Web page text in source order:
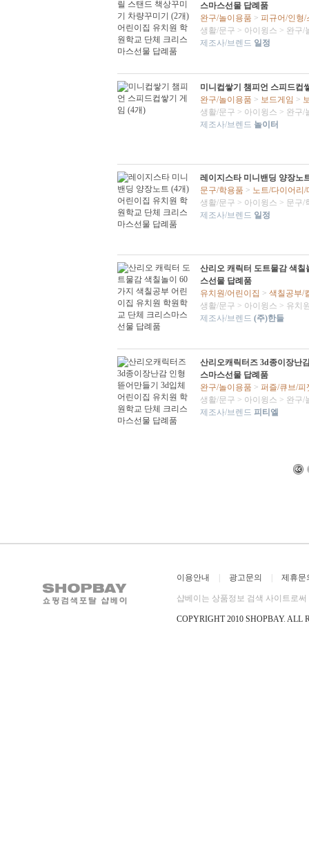
스마스선물 답례품
완구/놀이용품 > 피규어/인형/
생활/문구 > 아이윙스 > 완구/
제조사/브렌드 일정
미니컵쌓기 챔피언 스피드컵
완구/놀이용품 > 보드게임 >
생활/문구 > 아이윙스 > 완구/
제조사/브렌드 놀이터
레이지스타 미니밴딩 양장노
문구/학용품 > 노트/다이어리/
생활/문구 > 아이윙스 > 문구/
제조사/브렌드 일정
산리오 캐릭터 도트물감 색
스선물 답례품
유치원/어린이집 > 색칠공부/
생활/문구 > 아이윙스 > 유치
제조사/브렌드 (주)한들
산리오캐릭터즈 3d종이장난
스마스선물 답례품
완구/놀이용품 > 퍼즐/큐브/피
생활/문구 > 아이윙스 > 완구/
제조사/브렌드 피티엘
이용안내 | 광고문의 | 제휴문
샵베이는 상품정보 검색 사이트로
COPYRIGHT 2010 SHOPBAY. ALL